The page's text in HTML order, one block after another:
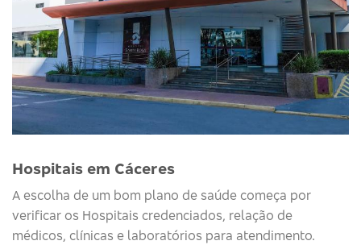
Hospitais em Cáceres
A escolha de um bom plano de saúde começa por
verificar os Hospitais credenciados, relação de
médicos, clínicas e laboratórios para atendimento.